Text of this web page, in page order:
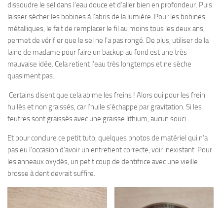
dissoudre le sel dans l’eau douce et d’aller bien en profondeur. Puis
laisser sécher les bobines à l’abris de la lumière. Pour les bobines
métalliques, le fait de remplacer le fil au moins tous les deux ans,
permet de vérifier que le sel ne l’a pas rongé. De plus, utiliser de la
laine de madame pour faire un backup au fond est une très
mauvaise idée. Cela retient l’eau très longtemps et ne sèche
quasiment pas.
Certains disent que cela abime les freins ! Alors oui pour les frein
huilés et non graissés, car l’huile s’échappe par gravitation. Si les
feutres sont graissés avec une graisse lithium, aucun souci.
Et pour conclure ce petit tuto, quelques photos de matériel qui n’a
pas eu l’occasion d’avoir un entretient correcte, voir inexistant. Pour
les anneaux oxydés, un petit coup de dentifrice avec une vieille
brosse à dent devrait suffire.